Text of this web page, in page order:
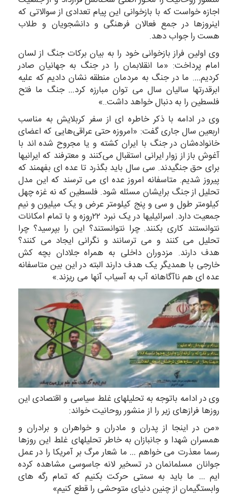
اجازه خواست که با بازخوانی این پیام تعدادی از سوالاتی که
اینروزها در جمع فعالان فرهنگی و دانشجویان و طلاب
هست را جواب دهد.
وی اولین فراز بازخوانی خود را به بیان برکات جنگ از لسان
امام پرداخت: «ما انقلابمان را در جنگ به جهانیان صادر
کردیم…. ما در جنگ به مردمان منطقه نشان دادیم که علیه
ابرقدرتها سالیان سال می توان مبارزه کرد… جنگ ما فتح
فلسطین را به دنبال خواهد داشت..»
وی در ادامه با ذکر خاطره ای از سفر کربلایش به مناسب
اربعین سال جاری گفت: «امروزه حتی عراقی‌هایی که اعضای
خانواده‌شان در جنگ با ایران کشته و یا مجروح شده اند با
آغوش باز از زوار ایرانی استقبال می‌کنند و معترفند که ایرانیها
برای حق جنگیدند. سی سال باید بگذرد تا عده ای بفهمند که
پیروز شدیم. متاسفانه امروز عده ای می ترسند که این مدل
تحلیل از جنگ برایشان مسئله شود. فلسطین که نه غزه چهل
کیلومتر طول و سی و پنج کیلومتر عرض و یک میلیون و نیم
جمعیت دارد. اسرائیلیها در یک نبرد ۲۲روزه و با تمام امکانات
نتوانستند کاری بکنند. چرا نتوانستند؟ این را بپرسید؟ چرا
تحلیل می کنند و می ترسانند و نگرانی ایجاد می کنند؟
هدف دارند. مزدوران داخلی به همراه جلادان بچه کش
خارجی با همدیگر یک هدف دارند البته در این بین متاسفانه
عده ای هم ناآگاهانه آب به آسیاب آنها می ریزند.»
وی در ادامه باتوجه به تحلیلهای غلط سیاسی و اقتصادی این
روزها فرازهای زیر را از منشور روحانیت خواند:
«من در اینجا از پدران و مادران و خواهران و برادران و
همسران شهدا و جانبازان به خاطر تحلیلهای غلط این روزها
رسما معذرت می خواهم … ما شعار مرگ بر آمریکا را در عمل
جوانان مسلمانمان در تسخیر لانه جاسوسی مشاهده کرده
ایم … ما باید به سمتی حرکت بکنیم که تمام رگه های
وابستگیمان از چنین دنیای متوحشی را قطع کنیم»